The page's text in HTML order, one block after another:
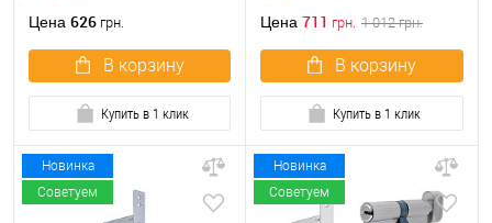
Цена 626 грн.
В корзину
Купить в 1 клик
Цена 711 грн. 1 012грн.
В корзину
Купить в 1 клик
Новинка
Советуем
Новинка
Советуем